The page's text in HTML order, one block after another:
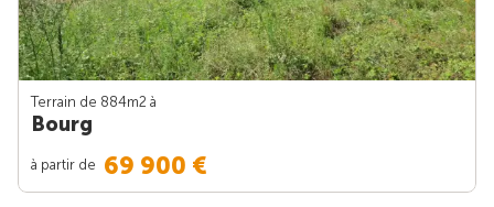
Terrain de 884m2 à
Bourg
à partir de 69 900 €